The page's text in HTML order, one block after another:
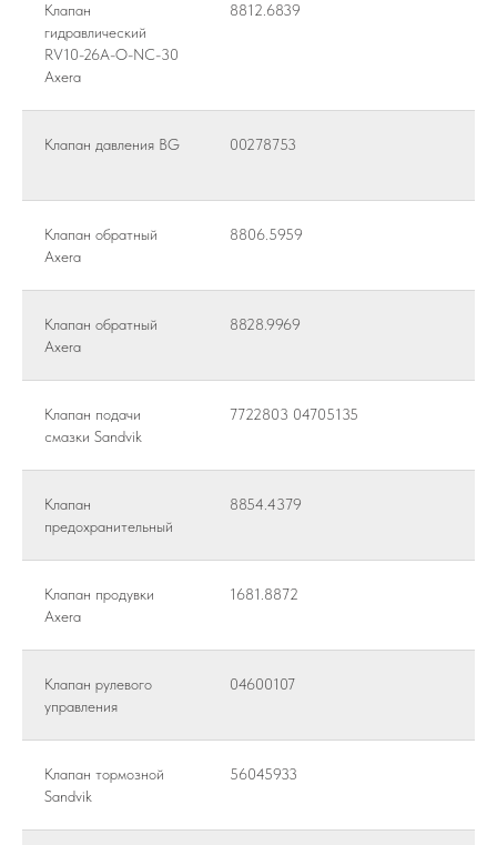
Клапан
гидравлический
RV10-26A-O-NC-30
Axera
8812.6839
Клапан давления BG 00278753
Клапан обратный
Axera
8806.5959
Клапан обратный
Axera
8828.9969
Клапан подачи
смазки Sandvik
7722803 04705135
Клапан
предохранительный
8854.4379
Клапан продувки
Axera
1681.8872
Клапан рулевого
управления
04600107
Клапан тормозной
Sandvik
56045933